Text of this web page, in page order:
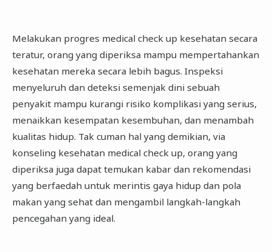
Melakukan progres medical check up kesehatan secara
teratur, orang yang diperiksa mampu mempertahankan
kesehatan mereka secara lebih bagus. Inspeksi
menyeluruh dan deteksi semenjak dini sebuah
penyakit mampu kurangi risiko komplikasi yang serius,
menaikkan kesempatan kesembuhan, dan menambah
kualitas hidup. Tak cuman hal yang demikian, via
konseling kesehatan medical check up, orang yang
diperiksa juga dapat temukan kabar dan rekomendasi
yang berfaedah untuk merintis gaya hidup dan pola
makan yang sehat dan mengambil langkah-langkah
pencegahan yang ideal.